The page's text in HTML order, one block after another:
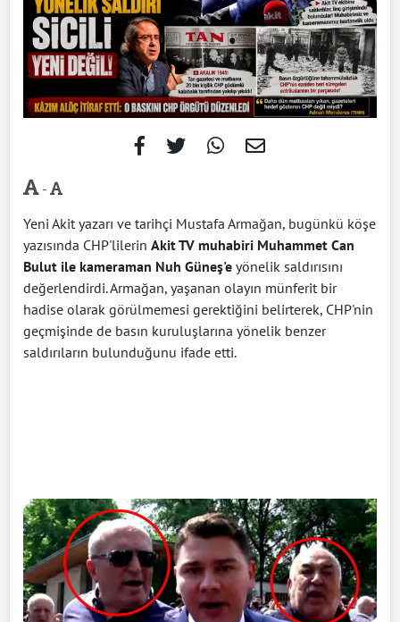
-
Yeni Akit yazarı ve tarihçi Mustafa Armağan, bugünkü köşe
yazısında CHP'lilerin Akit TV muhabiri Muhammet Can
Bulut ile kameraman Nuh Güneş'e yönelik saldırısını
değerlendirdi. Armağan, yaşanan olayın münferit bir
hadise olarak görülmemesi gerektiğini belirterek, CHP'nin
geçmişinde de basın kuruluşlarına yönelik benzer
saldırıların bulunduğunu ifade etti.